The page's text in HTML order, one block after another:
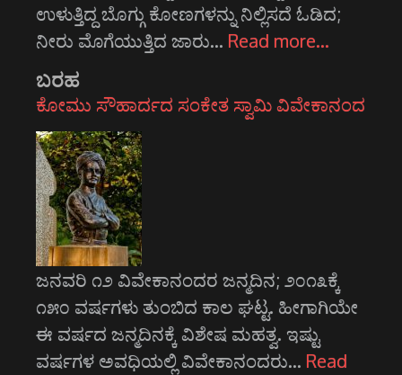
ಉಳುತ್ತಿದ್ದ ಬೊಗ್ಗು ಕೋಣಗಳನ್ನು ನಿಲ್ಲಿಸದೆ ಓಡಿದ;
ನೀರು ಮೊಗೆಯುತ್ತಿದ ಜಾರು… Read more…
ಬರಹ
ಕೋಮು ಸೌಹಾರ್ದದ ಸಂಕೇತ ಸ್ವಾಮಿ ವಿವೇಕಾನಂದ
ಜನವರಿ ೧೨ ವಿವೇಕಾನಂದರ ಜನ್ಮದಿನ; ೨೦೧೩ಕ್ಕೆ
೧೫೦ ವರ್ಷಗಳು ತುಂಬಿದ ಕಾಲ ಘಟ್ಟ. ಹೀಗಾಗಿಯೇ
ಈ ವರ್ಷದ ಜನ್ಮದಿನಕ್ಕೆ ವಿಶೇಷ ಮಹತ್ವ. ಇಷ್ಟು
ವರ್ಷಗಳ ಅವಧಿಯಲ್ಲಿ ವಿವೇಕಾನಂದರು… Read